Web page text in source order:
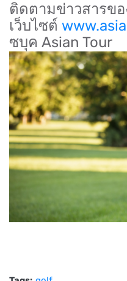
ติดตามข่าวสารขอ
เว็บไซต์
ซบุค Asian Tour